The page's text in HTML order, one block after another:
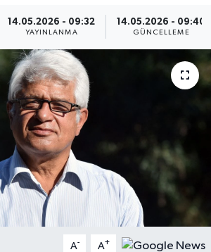
14.05.2026 - 09:32
YAYINLANMA
14.05.2026 - 09:40
GÜNCELLEME
A- A+